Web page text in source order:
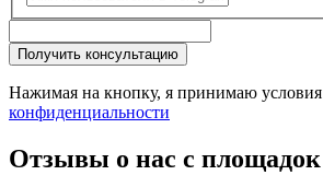
Получить консультацию
Нажимая на кнопку, я принимаю условия
конфиденциальности
Отзывы о нас с площадок